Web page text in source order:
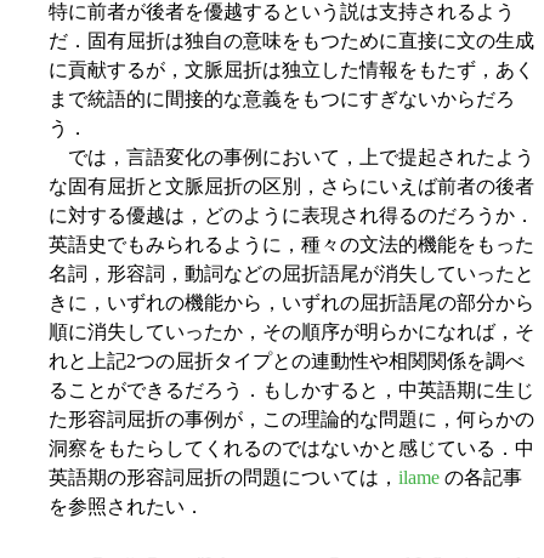
特に前者が後者を優越するという説は支持されるよう
だ．固有屈折は独自の意味をもつために直接に文の生成
に貢献するが，文脈屈折は独立した情報をもたず，あく
まで統語的に間接的な意義をもつにすぎないからだろ
う．
では，言語変化の事例において，上で提起されたよう
な固有屈折と文脈屈折の区別，さらにいえば前者の後者
に対する優越は，どのように表現され得るのだろうか．
英語史でもみられるように，種々の文法的機能をもった
名詞，形容詞，動詞などの屈折語尾が消失していったと
きに，いずれの機能から，いずれの屈折語尾の部分から
順に消失していったか，その順序が明らかになれば，そ
れと上記2つの屈折タイプとの連動性や相関関係を調べ
ることができるだろう．もしかすると，中英語期に生じ
た形容詞屈折の事例が，この理論的な問題に，何らかの
洞察をもたらしてくれるのではないかと感じている．中
英語期の形容詞屈折の問題については， ilame の各記事
を参照されたい．